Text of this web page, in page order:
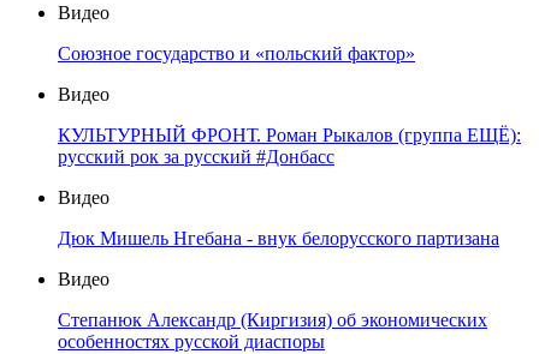
Видео
Союзное государство и «польский фактор»
Видео
КУЛЬТУРНЫЙ ФРОНТ. Роман Рыкалов (группа ЕЩЁ):
русский рок за русский #Донбасс
Видео
Дюк Мишель Нгебана - внук белорусского партизана
Видео
Степанюк Александр (Киргизия) об экономических
особенностях русской диаспоры